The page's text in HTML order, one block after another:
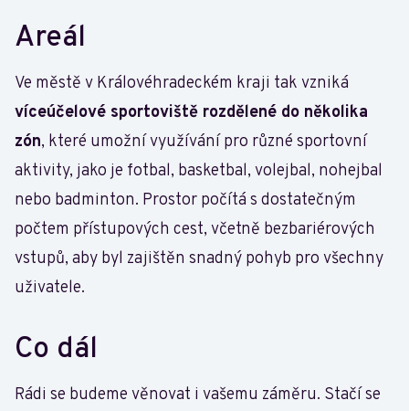
Areál
Ve městě v Královéhradeckém kraji tak vzniká
víceúčelové sportoviště rozdělené do několika
zón, které umožní využívání pro různé sportovní
aktivity, jako je fotbal, basketbal, volejbal, nohejbal
nebo badminton. Prostor počítá s dostatečným
počtem přístupových cest, včetně bezbariérových
vstupů, aby byl zajištěn snadný pohyb pro všechny
uživatele.
Co dál
Rádi se budeme věnovat i vašemu záměru. Stačí se